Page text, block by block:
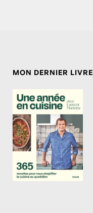
MON DERNIER LIVRE